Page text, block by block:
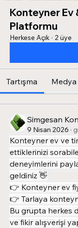
Konteyner Ev
Platformu
Herkese Açık · 2 üye
Tartışma Medya
Simgesan
9 Nisan 2026 ·
Konteyner ev ve
ettiklerinizi
deneyimlerini
geldiniz 👋
👉 Konteyner ev
👉 Tarlaya
Bu grupta herkes
ve fikir alışverişi